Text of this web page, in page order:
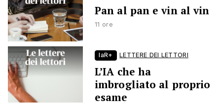
Pan al pan e vin al vin
11 ore
laR+ LETTERE DEI LETTORI
L’IA che ha
imbrogliato al proprio
esame